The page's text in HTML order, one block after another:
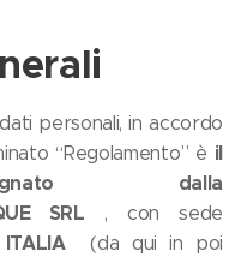
personali, in accordo
“Regolamento” è il
dalla
SRL , con sede
(da qui in poi